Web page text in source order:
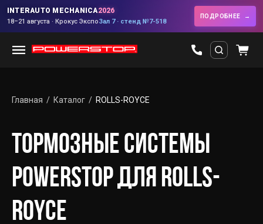
INTERAUTO MECHANICA2026
18–21 августа · Крокус ЭкспоЗал 7 · стенд №7-518
ПОДРОБНЕЕ
Главная Каталог ROLLS-ROYCE
ТОРМОЗНЫЕ СИСТЕМЫ
POWERSTOP ДЛЯ ROLLS-
ROYCE